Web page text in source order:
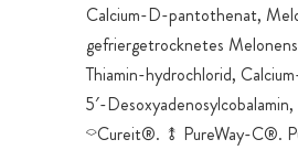
Calcium-D-pantothenat,
gefriergetrocknetes
Thiamin-hydrochlorid,
5′-
⌔Cureit®. ⥉ PureWay-C®.